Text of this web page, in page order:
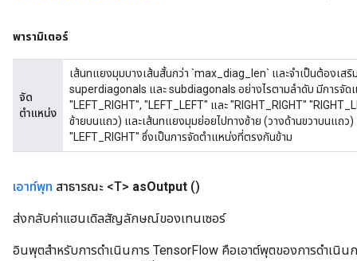
พารามิเตอร์
จัด
ตำแหน่ง
เส้นทแยงมุมบางเส้นสั้นกว่า `max_diag_len` และจำเป็นต้องเส
superdiagonals และ subdiagonals อย่างไรตามลำดับ มีการจัด
"LEFT_RIGHT", "LEFT_LEFT" และ "RIGHT_RIGHT"
ซ้ายบนแถว) และเส้นทแยงมุมย่อยไปทางซ้าย (วางด้านขวาบนแถว)
"LEFT_RIGHT" ซึ่งเป็นการจัดตำแหน่งที่ตรงกันข้าม
เอาท์พุท สาธารณะ <T> asOutput ()
ส่งกลับค่าแฮนเดิลสัญลักษณ์ของเทนเซอร์
อินพุตสำหรับการดำเนินการ TensorFlow คือเอาต์พุตของการดำเนิน